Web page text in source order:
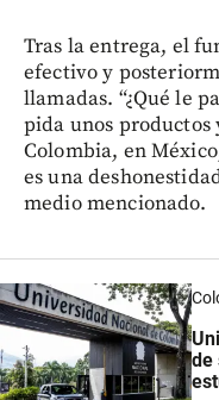
Tras la entrega, el
efectivo y
llamadas. “¿Qué le
pida unos productos
Colombia, en
es una
medio mencionado.
de